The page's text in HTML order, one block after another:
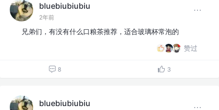
bluebiubiubiu
2年前
兄弟们，有没有什么口粮茶推荐，适合玻璃杯常泡的
赞过
8 3
bluebiubiubiu